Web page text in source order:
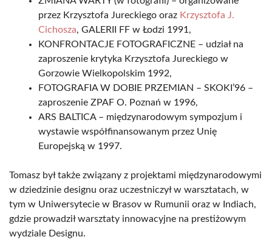
przez Krzysztofa Jureckiego oraz Krzysztofa J.
Cichosza, GALERII FF w Łodzi 1991,
KONFRONTACJE FOTOGRAFICZNE – udział na
zaproszenie krytyka Krzysztofa Jureckiego w
Gorzowie Wielkopolskim 1992,
FOTOGRAFIA W DOBIE PRZEMIAN – SKOKI’96 –
zaproszenie ZPAF O. Poznań w 1996,
ARS BALTICA – międzynarodowym sympozjum i
wystawie współfinansowanym przez Unię
Europejską w 1997.
Tomasz był także związany z projektami międzynarodowymi
w dziedzinie designu oraz uczestniczył w warsztatach, w
tym w Uniwersytecie w Brasov w Rumunii oraz w Indiach,
gdzie prowadził warsztaty innowacyjne na prestiżowym
wydziale Designu.